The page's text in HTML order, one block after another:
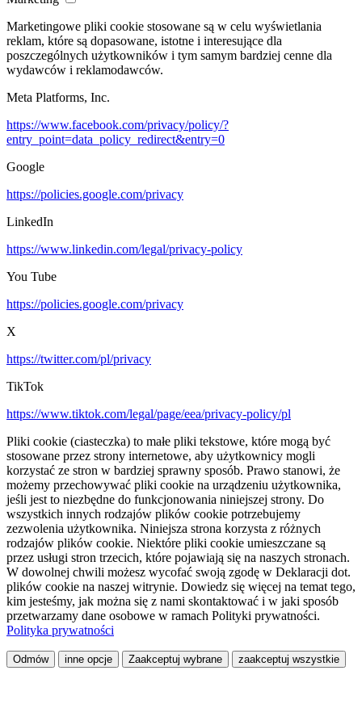
Marketingowe pliki cookie stosowane są w celu wyświetlania
reklam, które są dopasowane, istotne i interesujące dla
poszczególnych użytkowników i tym samym bardziej cenne dla
wydawców i reklamodawców.
Meta Platforms, Inc.
https://www.facebook.com/privacy/policy/?
entry_point=data_policy_redirect&entry=0
Google
https://policies.google.com/privacy
LinkedIn
https://www.linkedin.com/legal/privacy-policy
You Tube
https://policies.google.com/privacy
X
https://twitter.com/pl/privacy
TikTok
https://www.tiktok.com/legal/page/eea/privacy-policy/pl
Pliki cookie (ciasteczka) to małe pliki tekstowe, które mogą być
stosowane przez strony internetowe, aby użytkownicy mogli
korzystać ze stron w bardziej sprawny sposób. Prawo stanowi, że
możemy przechowywać pliki cookie na urządzeniu użytkownika,
jeśli jest to niezbędne do funkcjonowania niniejszej strony. Do
wszystkich innych rodzajów plików cookie potrzebujemy
zezwolenia użytkownika. Niniejsza strona korzysta z różnych
rodzajów plików cookie. Niektóre pliki cookie umieszczane są
przez usługi stron trzecich, które pojawiają się na naszych stronach.
W dowolnej chwili możesz wycofać swoją zgodę w Deklaracji dot.
plików cookie na naszej witrynie. Dowiedz się więcej na temat tego,
kim jesteśmy, jak można się z nami skontaktować i w jaki sposób
przetwarzamy dane osobowe w ramach Polityki prywatności.
Polityka prywatności
Odmów inne opcje Zaakceptuj wybrane zaakceptuj wszystkie